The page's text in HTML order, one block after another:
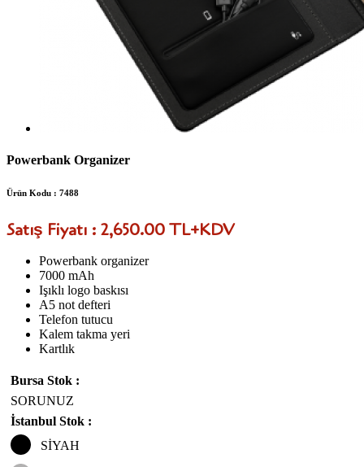
Powerbank Organizer
Ürün Kodu : 7488
Satış Fiyatı : 2,650.00 TL+KDV
Powerbank organizer
7000 mAh
Işıklı logo baskısı
A5 not defteri
Telefon tutucu
Kalem takma yeri
Kartlık
Bursa Stok :
SORUNUZ
İstanbul Stok :
SİYAH